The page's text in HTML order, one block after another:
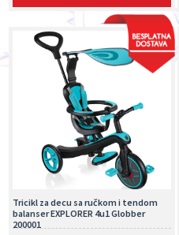
Tricikl za decu sa ručkom i tendom
balanser EXPLORER 4u1 Globber
200001